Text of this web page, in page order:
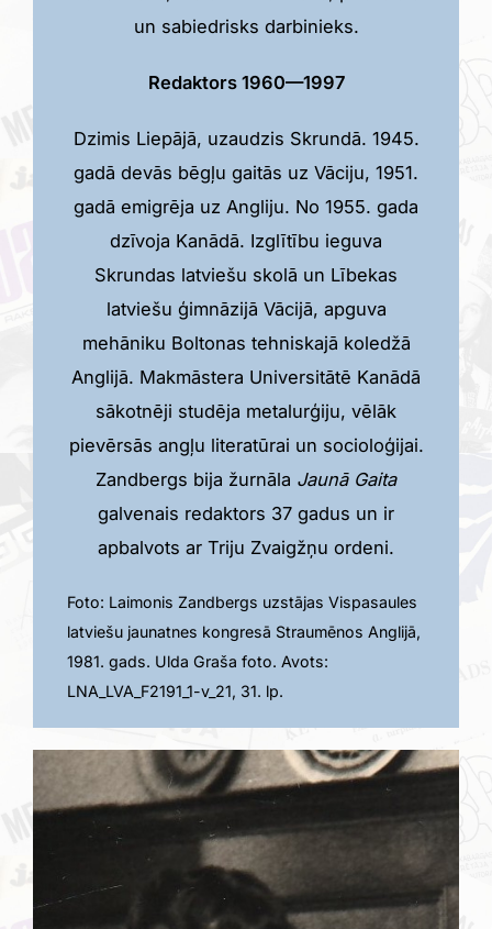
un sabiedrisks darbinieks.
Redaktors 1960—1997
Dzimis Liepājā, uzaudzis Skrundā. 1945.
gadā devās bēgļu gaitās uz Vāciju, 1951.
gadā emigrēja uz Angliju. No 1955. gada
dzīvoja Kanādā. Izglītību ieguva
Skrundas latviešu skolā un Lībekas
latviešu ģimnāzijā Vācijā, apguva
mehāniku Boltonas tehniskajā koledžā
Anglijā. Makmāstera Universitātē Kanādā
sākotnēji studēja metalurģiju, vēlāk
pievērsās angļu literatūrai un socioloģijai.
Zandbergs bija žurnāla Jaunā Gaita
galvenais redaktors 37 gadus un ir
apbalvots ar Triju Zvaigžņu ordeni.
Foto: Laimonis Zandbergs uzstājas Vispasaules
latviešu jaunatnes kongresā Straumēnos Anglijā,
1981. gads. Ulda Graša foto. Avots:
LNA_LVA_F2191_1-v_21, 31. lp.